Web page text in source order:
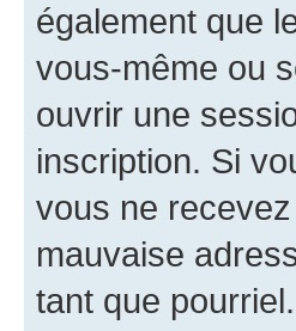
également que
vous-même ou
ouvrir une
inscription. Si
vous ne
mauvaise
tant que